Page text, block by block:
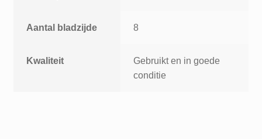
Aantal bladzijde 8
Kwaliteit
Gebruikt en in goede
conditie